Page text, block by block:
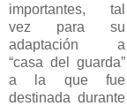
importantes, tal
vez para su
adaptación a
“casa del guarda”
a la que fue
destinada durante